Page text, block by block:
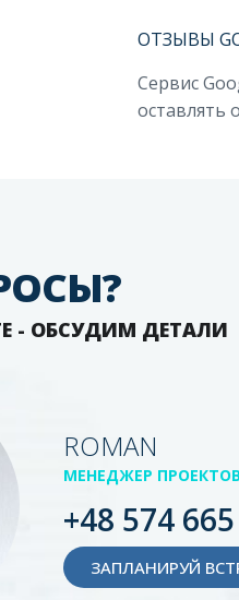
ОТЗЫВЫ
Сервис
оставлять
- ОБСУДИМ ДЕТАЛИ
ROMAN
МЕНЕДЖЕР ПРОЕКТОВ
+48 574
ЗАПЛАНИРУЙ